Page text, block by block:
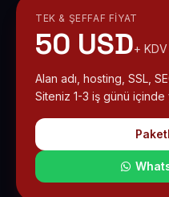
TEK & ŞEFFAF FIYAT
50 USD+ KDV
Alan adı, hosting, SSL,
Siteniz 1-3 iş günü içinde